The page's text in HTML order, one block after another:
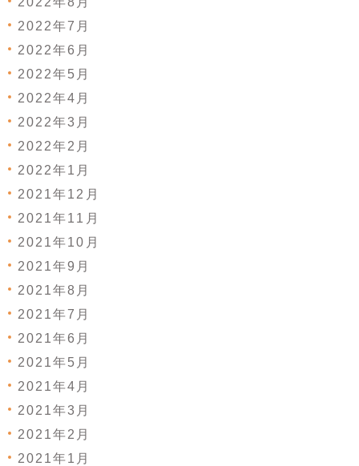
2022年7月
2022年6月
2022年5月
2022年4月
2022年3月
2022年2月
2022年1月
2021年12月
2021年11月
2021年10月
2021年9月
2021年8月
2021年7月
2021年6月
2021年5月
2021年4月
2021年3月
2021年2月
2021年1月